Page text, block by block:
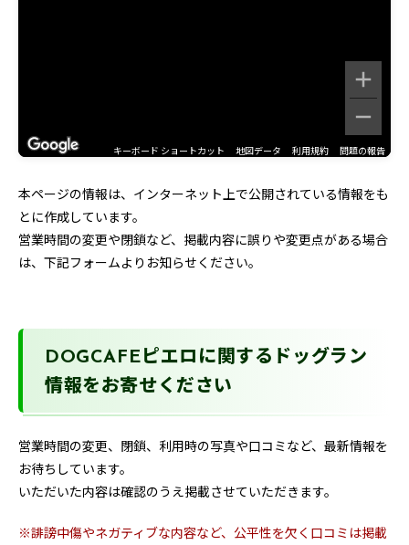
キーボード ショートカット 地図データ 利用規約 問題の報告
本ページの情報は、インターネット上で公開されている情報をも
とに作成しています。
営業時間の変更や閉鎖など、掲載内容に誤りや変更点がある場合
は、下記フォームよりお知らせください。
DOGCAFEピエロに関するドッグラン
情報をお寄せください
営業時間の変更、閉鎖、利用時の写真や口コミなど、最新情報を
お待ちしています。
いただいた内容は確認のうえ掲載させていただきます。
※誹謗中傷やネガティブな内容など、公平性を欠く口コミは掲載